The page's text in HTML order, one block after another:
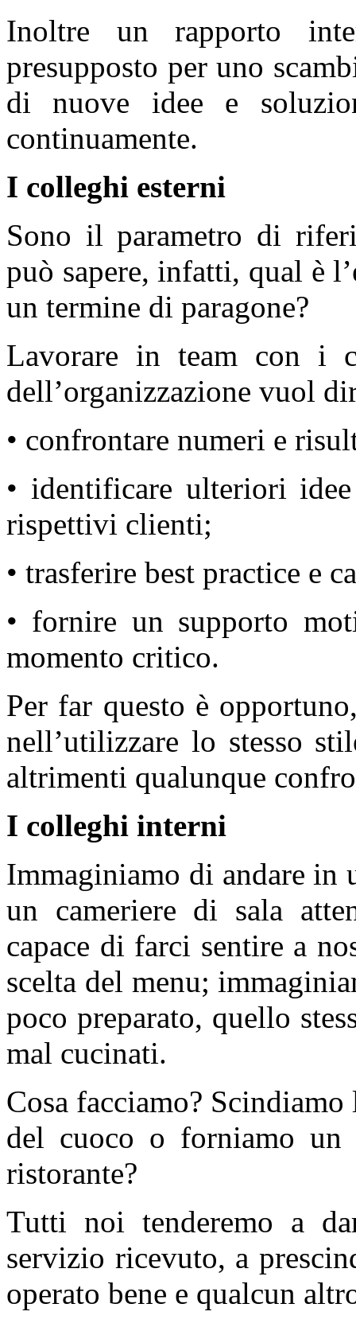
Inoltre un rapporto
presupposto per uno
di nuove idee e
continuamente.
I colleghi esterni
Sono il parametro di
può sapere, infatti, qual è
un termine di paragone?
Lavorare in team con i
dell’organizzazione vuol
• confrontare numeri e
• identificare ulteriori
rispettivi clienti;
• trasferire best practice e
• fornire un supporto
momento critico.
Per far questo è
nell’utilizzare lo stesso
altrimenti qualunque
I colleghi interni
Immaginiamo di andare in
un cameriere di sala
capace di farci sentire a
scelta del menu;
poco preparato, quello
mal cucinati.
Cosa facciamo?
del cuoco o forniamo
ristorante?
Tutti noi tenderemo a
servizio ricevuto, a
operato bene e qualcun